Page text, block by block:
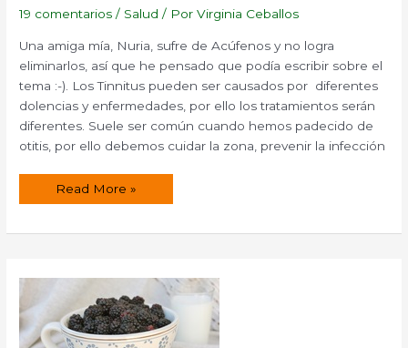
19 comentarios / Salud / PorVirginia Ceballos
Una amiga mía, Nuria, sufre de Acúfenos y no logra
eliminarlos, así que he pensado que podía escribir sobre el
tema :-). Los Tinnitus pueden ser causados por diferentes
dolencias y enfermedades, por ello los tratamientos serán
diferentes. Suele ser común cuando hemos padecido de
otitis, por ello debemos cuidar la zona, prevenir la infección
Remedios
Acúfenos,
Read More »